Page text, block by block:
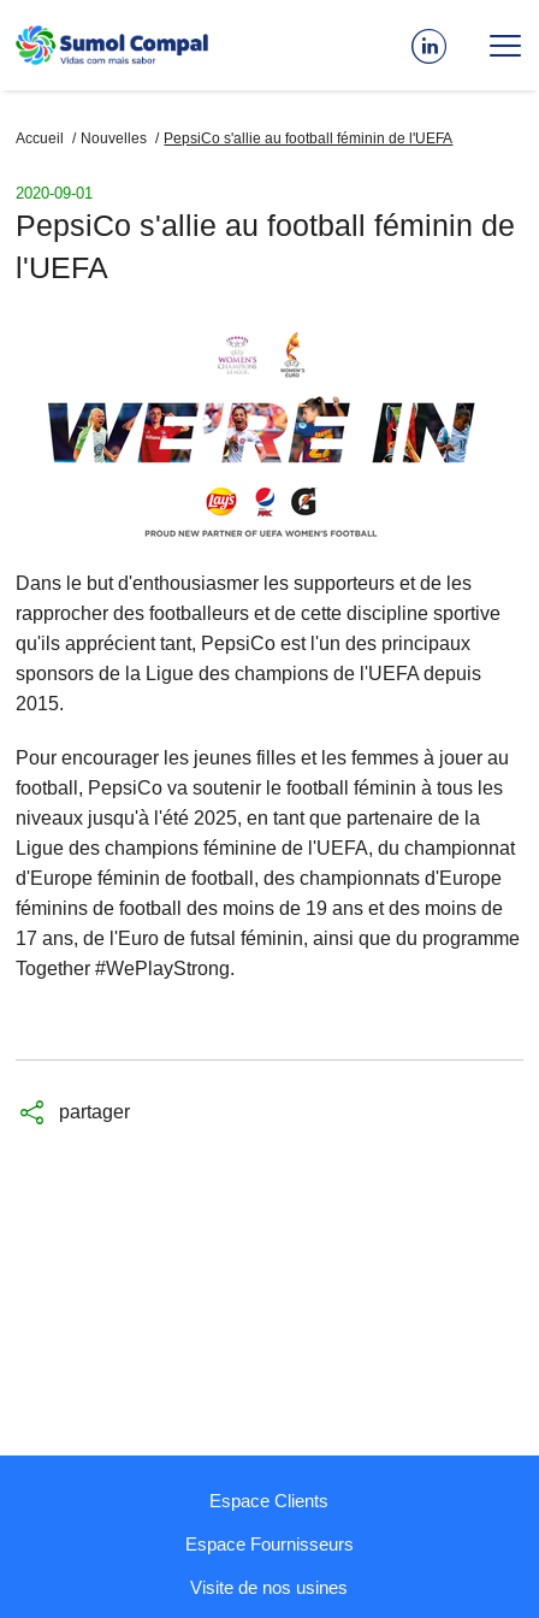
au
Fil
Accueil Nouvelles PepsiCo s'allie au football féminin de l'UEFA
2020-09-01
PepsiCo s'allie au football féminin de
l'UEFA
Dans le but d'enthousiasmer les supporteurs et de les
rapprocher des footballeurs et de cette discipline sportive
qu'ils apprécient tant, PepsiCo est l'un des principaux
sponsors de la Ligue des champions de l'UEFA depuis
2015.
Pour encourager les jeunes filles et les femmes à jouer au
football, PepsiCo va soutenir le football féminin à tous les
niveaux jusqu'à l'été 2025, en tant que partenaire de la
Ligue des champions féminine de l'UEFA, du championnat
d'Europe féminin de football, des championnats d'Europe
féminins de football des moins de 19 ans et des moins de
17 ans, de l'Euro de futsal féminin, ainsi que du programme
Together #WePlayStrong.
partager
Espace Clients
Espace Fournisseurs
Visite de nos usines